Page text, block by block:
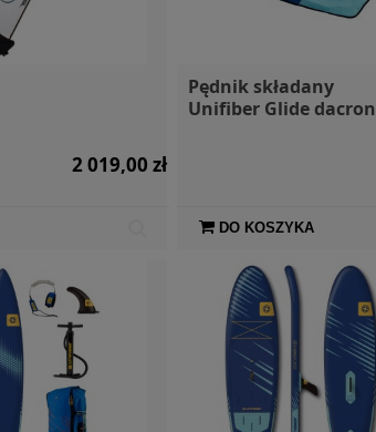
2 019,00 zł
Pędnik składany
Unifiber Glide dacron
DO KOSZYKA